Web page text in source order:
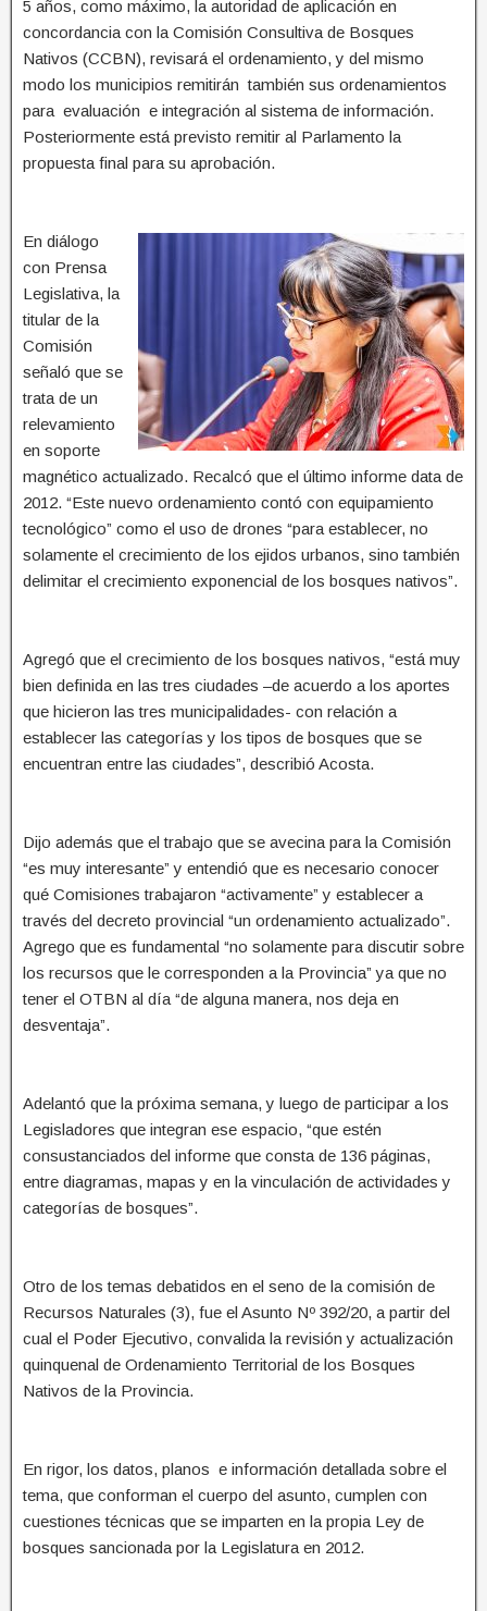
5 años, como máximo, la autoridad de aplicación en
concordancia con la Comisión Consultiva de Bosques
Nativos (CCBN), revisará el ordenamiento, y del mismo
modo los municipios remitirán también sus ordenamientos
para evaluación e integración al sistema de información.
Posteriormente está previsto remitir al Parlamento la
propuesta final para su aprobación.
En diálogo
con Prensa
Legislativa, la
titular de la
Comisión
señaló que se
trata de un
relevamiento
en soporte
magnético actualizado. Recalcó que el último informe data de
2012. “Este nuevo ordenamiento contó con equipamiento
tecnológico” como el uso de drones “para establecer, no
solamente el crecimiento de los ejidos urbanos, sino también
delimitar el crecimiento exponencial de los bosques nativos”.
Agregó que el crecimiento de los bosques nativos, “está muy
bien definida en las tres ciudades –de acuerdo a los aportes
que hicieron las tres municipalidades- con relación a
establecer las categorías y los tipos de bosques que se
encuentran entre las ciudades”, describió Acosta.
Dijo además que el trabajo que se avecina para la Comisión
“es muy interesante” y entendió que es necesario conocer
qué Comisiones trabajaron “activamente” y establecer a
través del decreto provincial “un ordenamiento actualizado”.
Agrego que es fundamental “no solamente para discutir sobre
los recursos que le corresponden a la Provincia” ya que no
tener el OTBN al día “de alguna manera, nos deja en
desventaja”.
Adelantó que la próxima semana, y luego de participar a los
Legisladores que integran ese espacio, “que estén
consustanciados del informe que consta de 136 páginas,
entre diagramas, mapas y en la vinculación de actividades y
categorías de bosques”.
Otro de los temas debatidos en el seno de la comisión de
Recursos Naturales (3), fue el Asunto Nº 392/20, a partir del
cual el Poder Ejecutivo, convalida la revisión y actualización
quinquenal de Ordenamiento Territorial de los Bosques
Nativos de la Provincia.
En rigor, los datos, planos e información detallada sobre el
tema, que conforman el cuerpo del asunto, cumplen con
cuestiones técnicas que se imparten en la propia Ley de
bosques sancionada por la Legislatura en 2012.